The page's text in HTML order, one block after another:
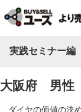
実践セミナー編
大阪府 男
ダイヤの価値の決